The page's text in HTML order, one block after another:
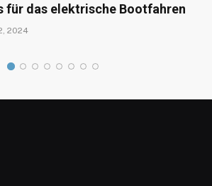
für das elektrische Bootfahren
2024